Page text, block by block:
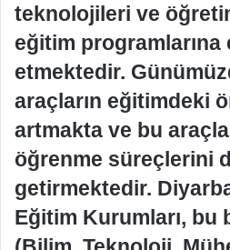
teknolojileri ve
eğitim programlarına
etmektedir.
araçların eğitimdeki
artmakta ve bu
öğrenme süreçlerini
getirmektedir.
Eğitim Kurumları, bu